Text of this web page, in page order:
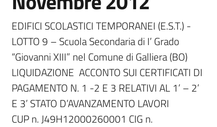
EDIFICI SCOLASTICI TEMPORANEI (E.S.T.) -
LOTTO 9 – Scuola Secondaria di I’ Grado
“Giovanni XIII” nel Comune di Galliera (BO)
LIQUIDAZIONE  ACCONTO SUI CERTIFICATI DI
PAGAMENTO N. 1 -2 E 3 RELATIVI AL 1’ – 2’
E 3’ STATO D’AVANZAMENTO LAVORI
CUP n. J49H12000260001 CIG n.